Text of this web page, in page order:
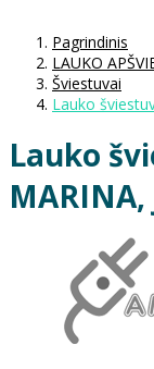
Pagrindinis
LAUKO
Šviestuvai
Lauko
Lauko